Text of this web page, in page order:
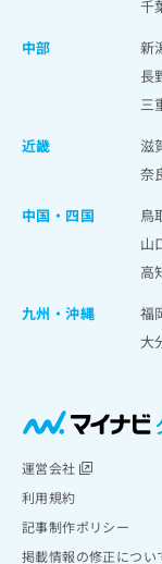
千
中部
新
長
三
近畿
滋
奈
中国・四国
鳥
山
高
九州・沖縄
福
大
運営会社
利用規約
記事制作ポリシー
掲載情報の修正につい